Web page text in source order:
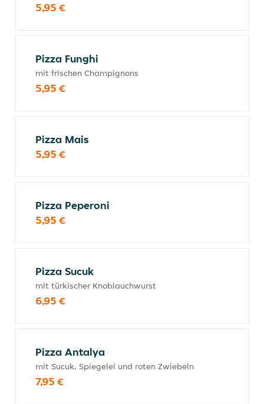
5,95 €
Pizza Funghi
mit frischen Champignons
5,95 €
Pizza Mais
5,95 €
Pizza Peperoni
5,95 €
Pizza Sucuk
mit türkischer Knoblauchwurst
6,95 €
Pizza Antalya
mit Sucuk, Spiegelei und roten Zwiebeln
7,95 €